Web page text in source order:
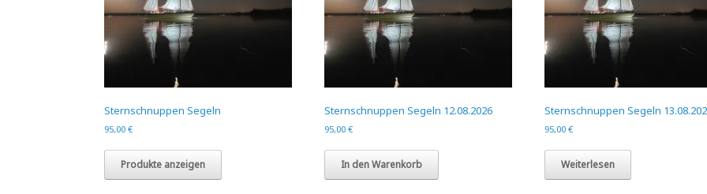
Sternschnuppen Segeln
95,00 €
Produkte anzeigen
Sternschnuppen Segeln 12.08.2026
95,00€
In den Warenkorb
Sternschnuppen Segeln
95,00€
Weiterlesen